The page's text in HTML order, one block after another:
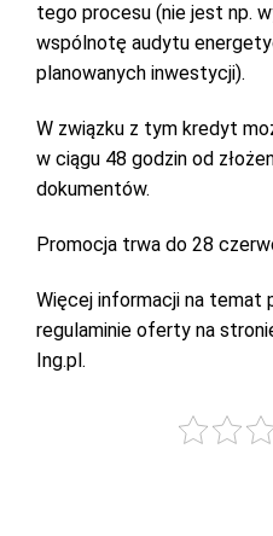
tego procesu (nie jest np.
wspólnotę audytu
planowanych inwestycji).
W związku z tym kredyt
w ciągu 48 godzin od
dokumentów.
Promocja trwa do 28
Więcej informacji na temat
regulaminie oferty na
Ing.pl.